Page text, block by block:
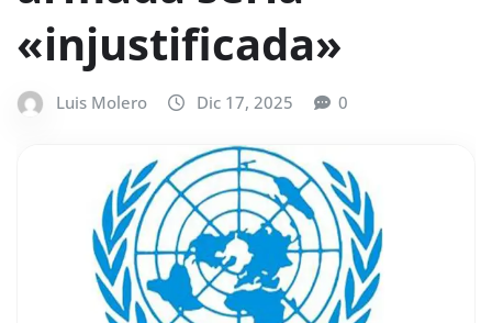
«injustificada»
Luis Molero Dic 17, 2025 0